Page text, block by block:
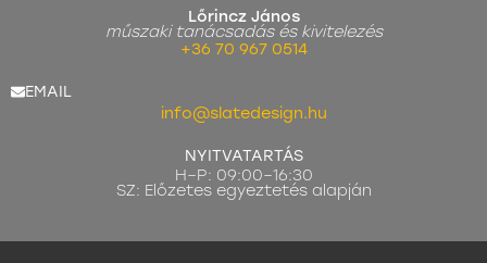
Lőrincz János
műszaki tanácsadás és kivitelezés
+36 70 967 0514
EMAIL
info@slatedesign.hu
NYITVATARTÁS
H–P: 09:00–16:30
SZ: Előzetes egyeztetés alapján